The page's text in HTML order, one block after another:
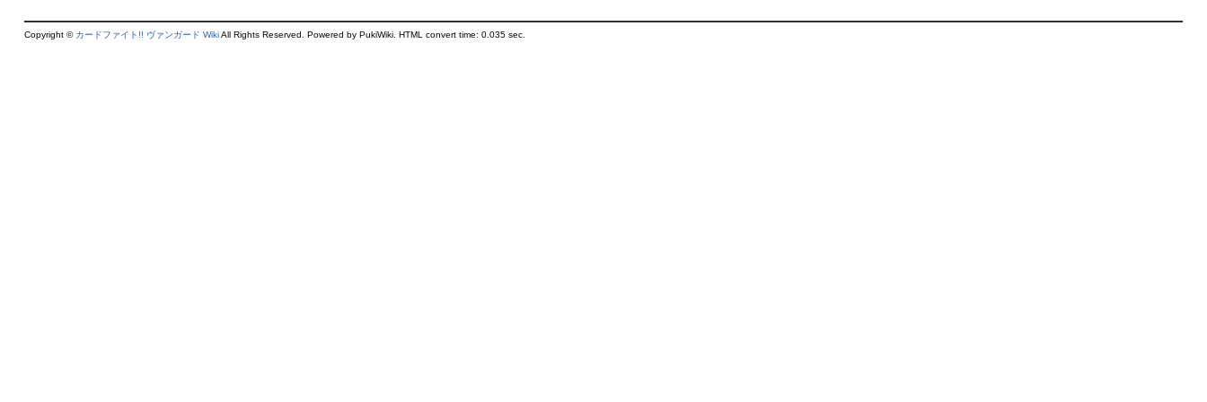
Copyright © カードファイト!! ヴァンガード WikiAll Rights Reserved. Powered by PukiWiki. HTML convert time: 0.035 sec.